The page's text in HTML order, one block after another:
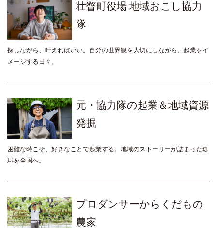
壮瞥町役場 地域おこし協力
隊
探しながら、叶えればいい。自分の世界観を大切にしながら、起業をイ
メージする日々。
元・協力隊の起業＆地域資源
発掘
困難な時こそ、好きなことで起業する。地域のストーリーが詰まった珈
琲を全国へ。
プロダンサーからくだもの
農家